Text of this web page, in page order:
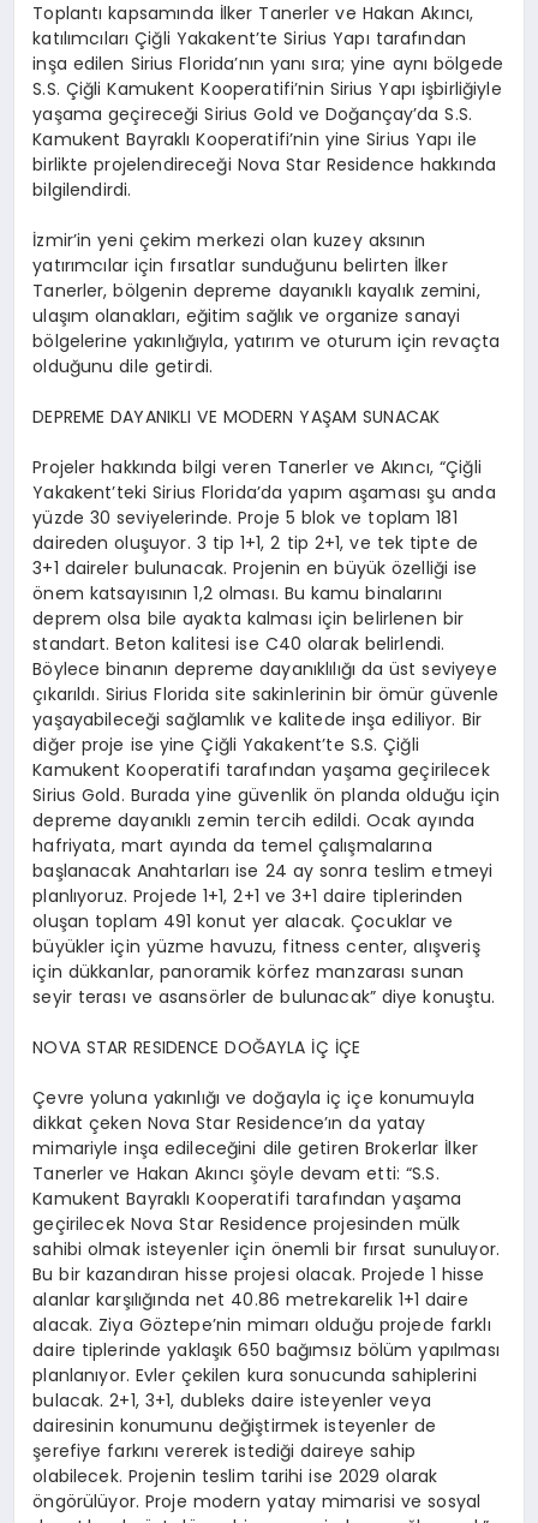
Toplantı kapsamında İlker Tanerler ve Hakan Akıncı,
katılımcıları Çiğli Yakakent’te Sirius Yapı tarafından
inşa edilen Sirius Florida’nın yanı sıra; yine aynı bölgede
S.S. Çiğli Kamukent Kooperatifi’nin Sirius Yapı işbirliğiyle
yaşama geçireceği Sirius Gold ve Doğançay’da S.S.
Kamukent Bayraklı Kooperatifi’nin yine Sirius Yapı ile
birlikte projelendireceği Nova Star Residence hakkında
bilgilendirdi.
İzmir’in yeni çekim merkezi olan kuzey aksının
yatırımcılar için fırsatlar sunduğunu belirten İlker
Tanerler, bölgenin depreme dayanıklı kayalık zemini,
ulaşım olanakları, eğitim sağlık ve organize sanayi
bölgelerine yakınlığıyla, yatırım ve oturum için revaçta
olduğunu dile getirdi.
DEPREME DAYANIKLI VE MODERN YAŞAM SUNACAK
Projeler hakkında bilgi veren Tanerler ve Akıncı, “Çiğli
Yakakent’teki Sirius Florida’da yapım aşaması şu anda
yüzde 30 seviyelerinde. Proje 5 blok ve toplam 181
daireden oluşuyor. 3 tip 1+1, 2 tip 2+1, ve tek tipte de
3+1 daireler bulunacak. Projenin en büyük özelliği ise
önem katsayısının 1,2 olması. Bu kamu binalarını
deprem olsa bile ayakta kalması için belirlenen bir
standart. Beton kalitesi ise C40 olarak belirlendi.
Böylece binanın depreme dayanıklılığı da üst seviyeye
çıkarıldı. Sirius Florida site sakinlerinin bir ömür güvenle
yaşayabileceği sağlamlık ve kalitede inşa ediliyor. Bir
diğer proje ise yine Çiğli Yakakent’te S.S. Çiğli
Kamukent Kooperatifi tarafından yaşama geçirilecek
Sirius Gold. Burada yine güvenlik ön planda olduğu için
depreme dayanıklı zemin tercih edildi. Ocak ayında
hafriyata, mart ayında da temel çalışmalarına
başlanacak Anahtarları ise 24 ay sonra teslim etmeyi
planlıyoruz. Projede 1+1, 2+1 ve 3+1 daire tiplerinden
oluşan toplam 491 konut yer alacak. Çocuklar ve
büyükler için yüzme havuzu, fitness center, alışveriş
için dükkanlar, panoramik körfez manzarası sunan
seyir terası ve asansörler de bulunacak” diye konuştu.
NOVA STAR RESIDENCE DOĞAYLA İÇ İÇE
Çevre yoluna yakınlığı ve doğayla iç içe konumuyla
dikkat çeken Nova Star Residence’ın da yatay
mimariyle inşa edileceğini dile getiren Brokerlar İlker
Tanerler ve Hakan Akıncı şöyle devam etti: “S.S.
Kamukent Bayraklı Kooperatifi tarafından yaşama
geçirilecek Nova Star Residence projesinden mülk
sahibi olmak isteyenler için önemli bir fırsat sunuluyor.
Bu bir kazandıran hisse projesi olacak. Projede 1 hisse
alanlar karşılığında net 40.86 metrekarelik 1+1 daire
alacak. Ziya Göztepe’nin mimarı olduğu projede farklı
daire tiplerinde yaklaşık 650 bağımsız bölüm yapılması
planlanıyor. Evler çekilen kura sonucunda sahiplerini
bulacak. 2+1, 3+1, dubleks daire isteyenler veya
dairesinin konumunu değiştirmek isteyenler de
şerefiye farkını vererek istediği daireye sahip
olabilecek. Projenin teslim tarihi ise 2029 olarak
öngörülüyor. Proje modern yatay mimarisi ve sosyal